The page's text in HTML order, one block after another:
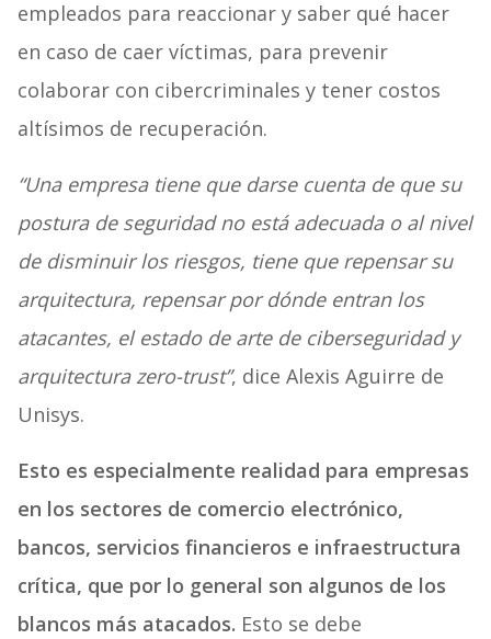
empleados para reaccionar y saber qué hacer
en caso de caer víctimas, para prevenir
colaborar con cibercriminales y tener costos
altísimos de recuperación.
“Una empresa tiene que darse cuenta de que su
postura de seguridad no está adecuada o al nivel
de disminuir los riesgos, tiene que repensar su
arquitectura, repensar por dónde entran los
atacantes, el estado de arte de ciberseguridad y
arquitectura zero-trust”, dice Alexis Aguirre de
Unisys.
Esto es especialmente realidad para empresas
en los sectores de comercio electrónico,
bancos, servicios financieros e infraestructura
crítica, que por lo general son algunos de los
blancos más atacados. Esto se debe